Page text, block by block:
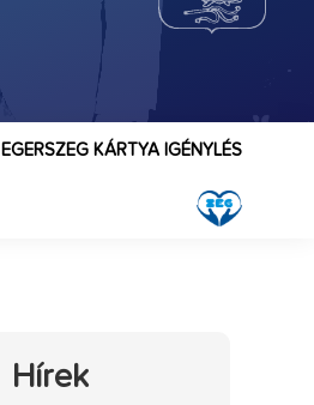
EGERSZEG KÁRTYA IGÉNYLÉS
Hírek